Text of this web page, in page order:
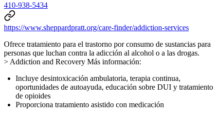
410-938-5434
https://www.sheppardpratt.org/care-finder/addiction-services
Ofrece tratamiento para el trastorno por consumo de sustancias para
personas que luchan contra la adicción al alcohol o a las drogas.
> Addiction and Recovery Más información:
Incluye desintoxicación ambulatoria, terapia continua,
oportunidades de autoayuda, educación sobre DUI y tratamiento
de opioides
Proporciona tratamiento asistido con medicación